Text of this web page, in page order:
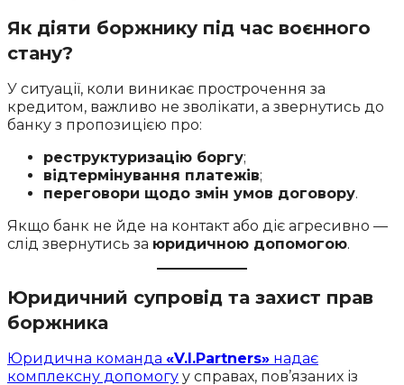
Як діяти боржнику під час воєнного
стану?
У ситуації, коли виникає прострочення за
кредитом, важливо не зволікати, а звернутись до
банку з пропозицією про:
реструктуризацію боргу;
відтермінування платежів;
переговори щодо змін умов договору.
Якщо банк не йде на контакт або діє агресивно —
слід звернутись за юридичною допомогою.
Юридичний супровід та захист прав
боржника
Юридична команда «V.I.Partners» надає
комплексну допомогу у справах, пов’язаних із